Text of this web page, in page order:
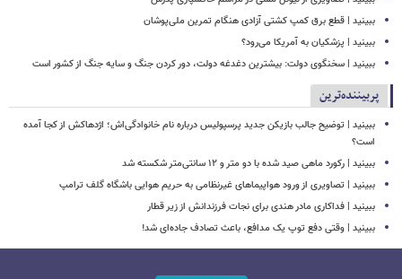
ببینید | قطع برق کمپ کشتی آزادی هنگام تمرین ملی‌پوشان
ببینید | پزشکیان به آمریکا می‌رود؟
ببینید | سخنگوی دولت: بیشترین دغدغه دولت، دور کردن جنگ و سایه جنگ از کشور است
پربیننده‌ترین
ببینید | توضیح جالب بازیکن جدید پرسپولیس درباره نام خانوادگی‌اش؛ اژدهاکش از کجا آمده
است؟
ببینید | رکورد ماهی صید شده با دو متر و ۱۲ سانتی‌متر شکسته شد
ببینید | تصاویری از ورود هواپیماهای غیرنظامی به حریم هوایی باشگاه گلف ترامپ
ببینید | فداکاری مادر هندی برای نجات فرزندانش از زیر قطار
ببینید | وقتی دفع توپ یک مدافع، باعث تصادف جاده‌ای شد!